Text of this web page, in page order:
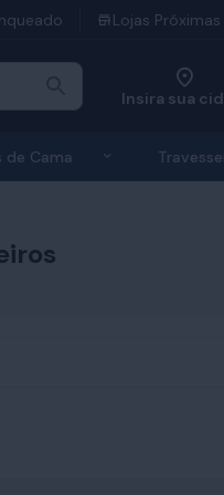
Lojas Próximas
Insira sua
de Cabeceiras
de Cama Exibir